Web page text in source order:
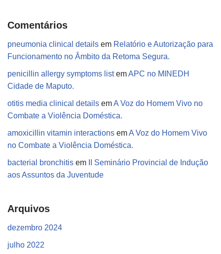
Comentários
pneumonia clinical details em Relatório e Autorização para
Funcionamento no Âmbito da Retoma Segura.
penicillin allergy symptoms listemAPC no MINEDH
Cidade de Maputo.
otitis media clinical details emA Voz do Homem Vivo no
Combate a Violência Doméstica.
amoxicillin vitamin interactions emA Voz do Homem Vivo
no Combate a Violência Doméstica.
bacterial bronchitis em
II Seminário Provincial de Indução
aos Assuntos da Juventude
Arquivos
dezembro 2024
julho 2022